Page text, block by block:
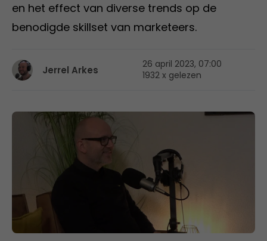
en het effect van diverse trends op de
benodigde skillset van marketeers.
Jerrel Arkes
26 april 2023, 07:00
1932 x gelezen